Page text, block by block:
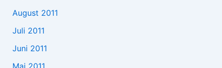
August 2011
Juli 2011
Juni 2011